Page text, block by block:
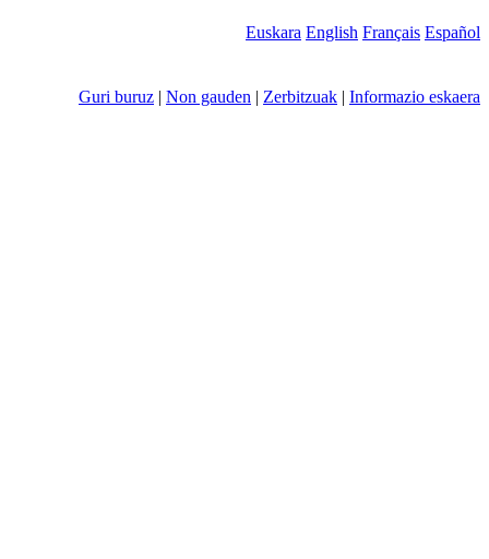
Euskara English Français Español
Guri buruz | Non gauden | Zerbitzuak | Informazio eskaera